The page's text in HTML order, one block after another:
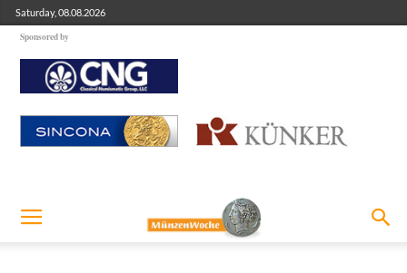
Saturday, 08.08.2026
Sponsored by